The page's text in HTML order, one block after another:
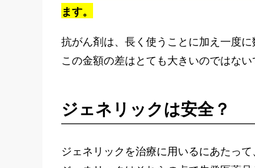
ます。
抗がん剤は、長く使うことに加え一度
この金額の差はとても大きいのではない
ジェネリックは安全？
ジェネリックを治療に用いるにあたっ